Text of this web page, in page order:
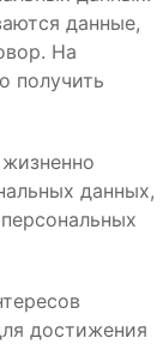
данные,
На
получить
данных,
достижения